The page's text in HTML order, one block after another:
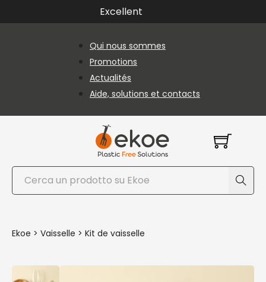
Passer au contenu principal
Passer au pied de page
Excellent
Qui nous sommes
Promotions
Actualités
Aide, solutions et contacts
Rechercher
Ekoe > Vaisselle > Kit de vaisselle